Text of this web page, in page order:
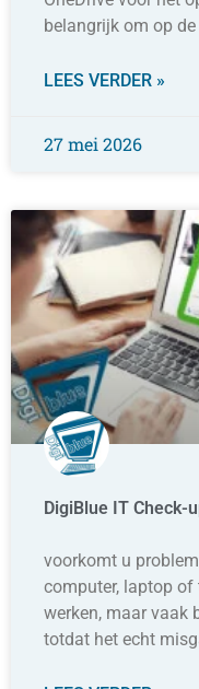
belangrijk om op
LEES VERDER »
27 mei 2026
DigiBlue IT Check-
voorkomt u
computer, laptop
werken, maar vaak
totdat het echt